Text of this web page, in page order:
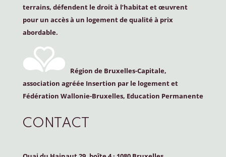
terrains, défendent le droit à l’habitat et œuvrent
pour un accès à un logement de qualité à prix
abordable.
Région de Bruxelles-Capitale,
association agréée Insertion par le logement et
Fédération Wallonie-Bruxelles, Education Permanente
CONTACT